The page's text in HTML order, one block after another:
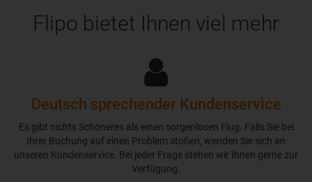
Flipo bietet Ihnen viel mehr
Deutsch sprechender Kundenservice
Es gibt nichts Schöneres als einen sorgenlosen Flug. Falls Sie bei
Ihrer Buchung auf einen Problem stoßen, wenden Sie sich an
unseren Kundenservice. Bei jeder Frage stehen wir Ihnen gerne zur
Verfügung.